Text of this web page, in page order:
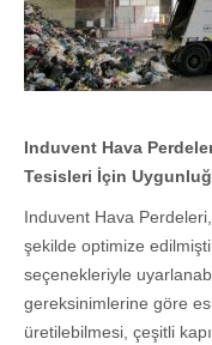
Induvent Hava
Tesisleri İçin
Induvent Hava
şekilde optimize
seçenekleriyle
gereksinimlerine göre
üretilebilmesi, çeşitli